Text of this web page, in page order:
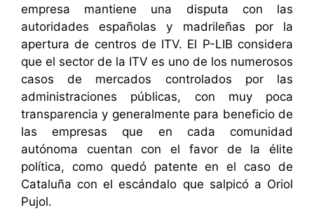
empresa mantiene una disputa con las
autoridades españolas y madrileñas por la
apertura de centros de ITV. El P-LIB considera
que el sector de la ITV es uno de los numerosos
casos de mercados controlados por las
administraciones públicas, con muy poca
transparencia y generalmente para beneficio de
las empresas que en cada comunidad
autónoma cuentan con el favor de la élite
política, como quedó patente en el caso de
Cataluña con el escándalo que salpicó a Oriol
Pujol.